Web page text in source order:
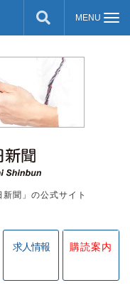
聞」の公式サイト
求人情報 購読案内